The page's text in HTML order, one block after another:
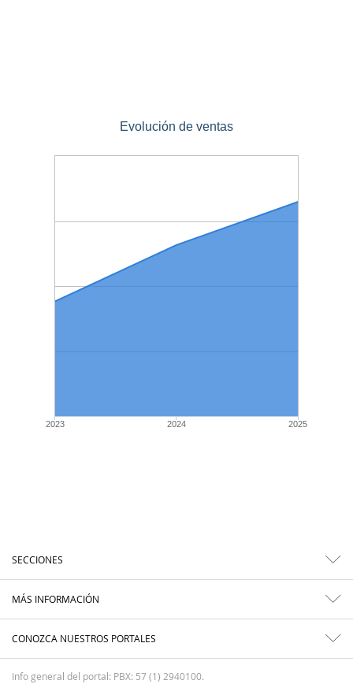
Evolución de ventas
2023 2024 2025
SECCIONES
MÁS INFORMACIÓN
CONOZCA NUESTROS PORTALES
Info general del portal: PBX: 57 (1) 2940100.